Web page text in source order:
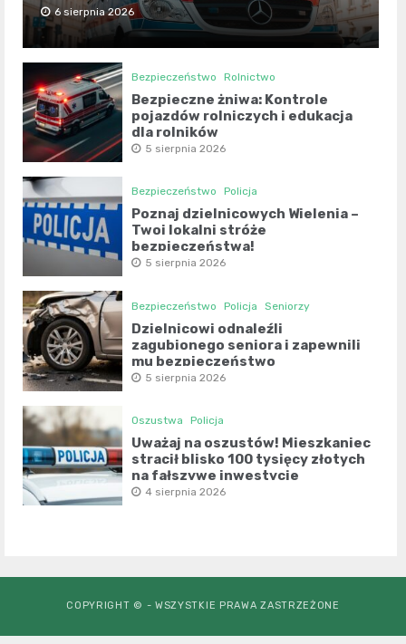
6 sierpnia 2026
Bezpieczeństwo Rolnictwo
Bezpieczne żniwa: Kontrole
pojazdów rolniczych i edukacja
dla rolników
5 sierpnia 2026
Bezpieczeństwo Policja
Poznaj dzielnicowych Wielenia –
Twoi lokalni stróże
bezpieczeństwa!
5 sierpnia 2026
Bezpieczeństwo Policja Seniorzy
Dzielnicowi odnaleźli
zagubionego seniora i zapewnili
mu bezpieczeństwo
5 sierpnia 2026
Oszustwa Policja
Uważaj na oszustów! Mieszkaniec
stracił blisko 100 tysięcy złotych
na fałszywe inwestycje
4 sierpnia 2026
COPYRIGHT © - WSZYSTKIE PRAWA ZASTRZEŻONE